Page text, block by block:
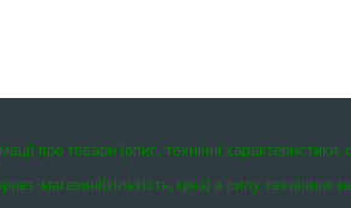
про товари (опис, технічні
магазині(кількість, ціна) в силу